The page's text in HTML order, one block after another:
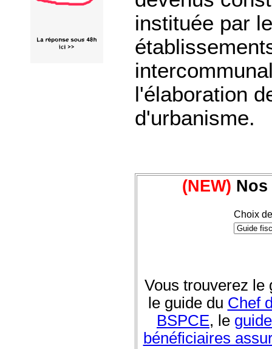
instituée par
l'élaboration
d'urbanisme.
(NEW)
Choix
Vous trouverez le
le guide du Chef
BSPCE, le
bénéficiaires